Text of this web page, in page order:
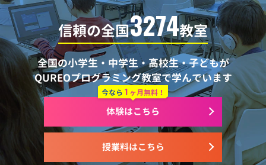
信頼の全国3274教室
全国の小学生・中学生・高校生・子どもが
QUREOプログラミング教室で学んでいます
授業料はこちら
今なら 1 ヶ月無料！
体験はこちら